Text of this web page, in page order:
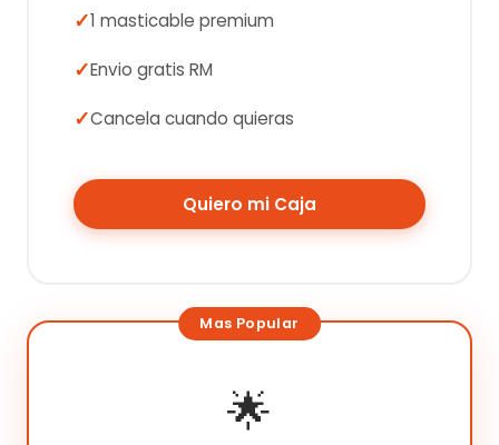
1 masticable premium
Envio gratis RM
Cancela cuando quieras
Quiero mi Caja
🌟